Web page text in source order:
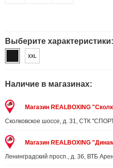
Выберите характеристики:
XXL
Наличие в магазинах:
Магазин REALBOXING
Сколковское шоссе, д. 31, СТК
Магазин REALBOXING
Ленинградский просп., д. 36, ВТБ